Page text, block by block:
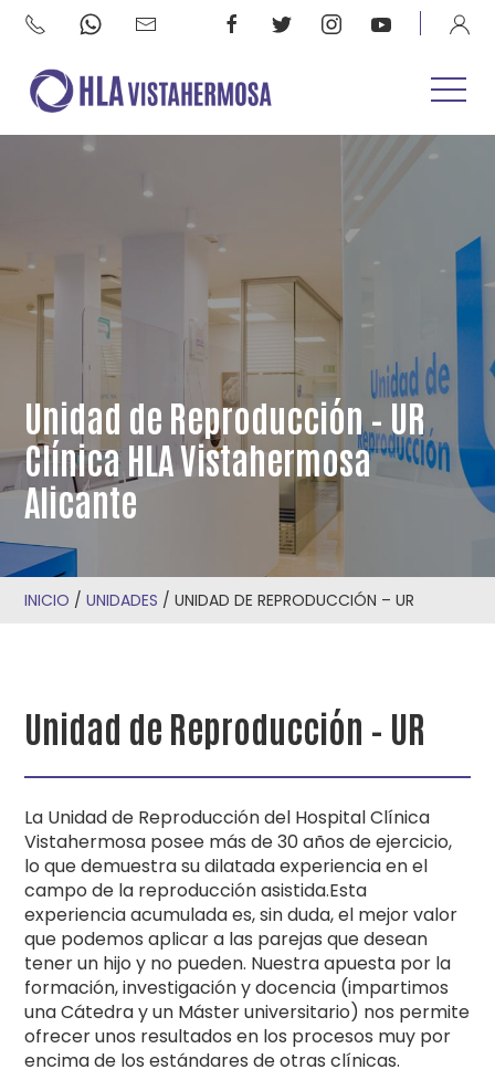
Unidad de Reproducción – UR
Clínica HLA Vistahermosa
Alicante
INICIO /UNIDADES /UNIDAD DE REPRODUCCIÓN – UR
Unidad de Reproducción – UR
La Unidad de Reproducción del Hospital Clínica
Vistahermosa posee más de 30 años de ejercicio,
lo que demuestra su dilatada experiencia en el
campo de la reproducción asistida.Esta
experiencia acumulada es, sin duda, el mejor valor
que podemos aplicar a las parejas que desean
tener un hijo y no pueden. Nuestra apuesta por la
formación, investigación y docencia (impartimos
una Cátedra y un Máster universitario) nos permite
ofrecer unos resultados en los procesos muy por
encima de los estándares de otras clínicas.